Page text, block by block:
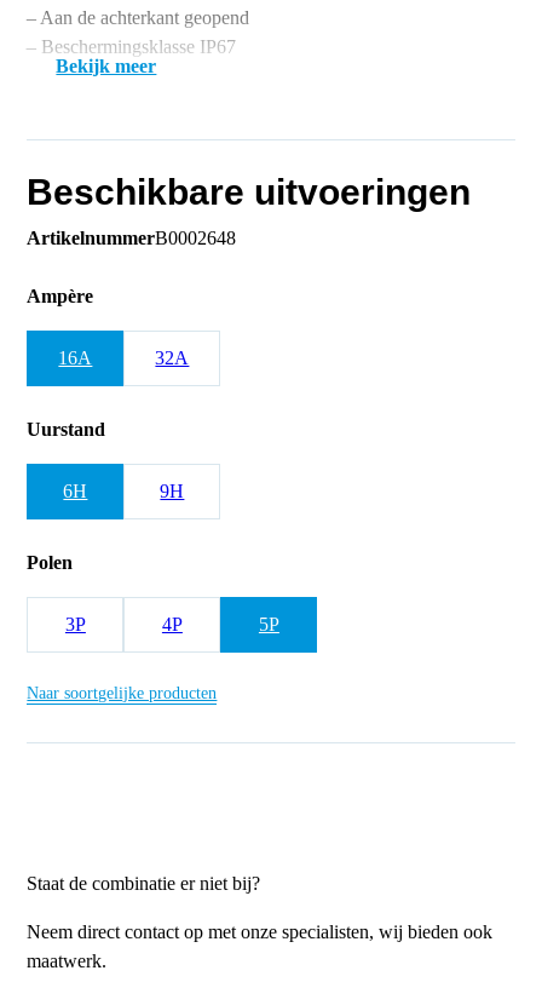
– Aan de achterkant geopend
– Beschermingsklasse IP67
Bekijk meer
Beschikbare uitvoeringen
ArtikelnummerB0002648
Ampère
16A 32A
Uurstand
6H 9H
Polen
3P 4P 5P
Naar soortgelijke producten
Staat de combinatie er niet bij?
Neem direct contact op met onze specialisten, wij bieden ook
maatwerk.